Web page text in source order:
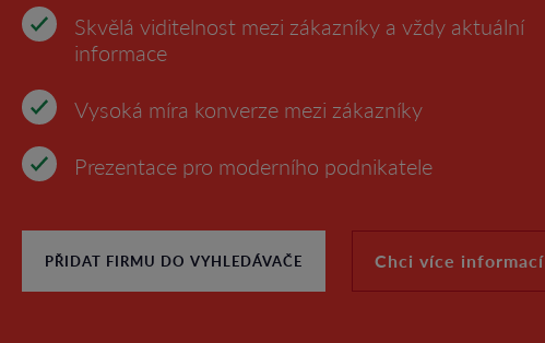
Skvělá viditelnost mezi zákazníky a vždy aktuální
informace
Vysoká míra konverze mezi zákazníky
Prezentace pro moderního podnikatele
PŘIDAT FIRMU DO VYHLEDÁVAČE Chci více informací